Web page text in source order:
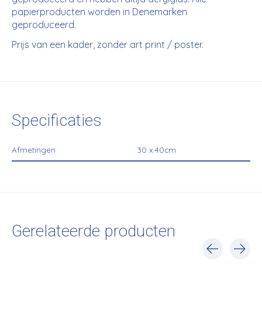
papierproducten worden in Denemarken
geproduceerd.
Prijs van een kader, zonder art print / poster.
Specificaties
Afmetingen 30 x 40cm
Gerelateerde producten